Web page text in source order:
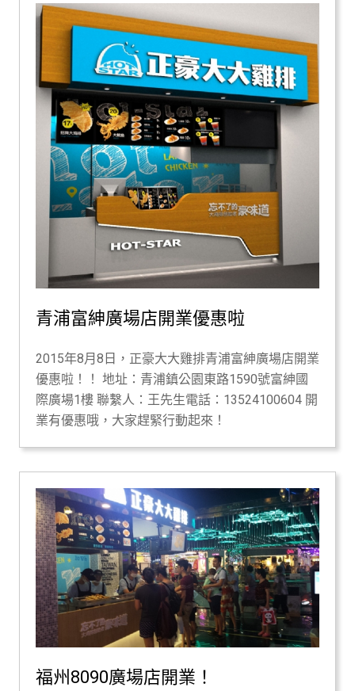
青浦富紳廣場店開業優惠啦
2015年8月8日，正豪大大雞排青浦富紳廣場店開業
優惠啦！！ 地址：青浦鎮公園東路1590號富紳國
際廣場1樓 聯繫人：王先生電話：13524100604 開
業有優惠哦，大家趕緊行動起來！
福州8090廣場店開業！